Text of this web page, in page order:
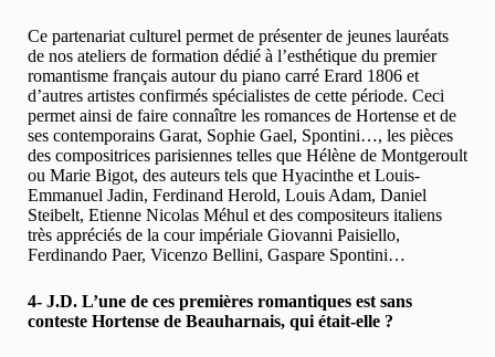
Ce partenariat culturel permet de présenter de jeunes lauréats
de nos ateliers de formation dédié à l’esthétique du premier
romantisme français autour du piano carré Erard 1806 et
d’autres artistes confirmés spécialistes de cette période. Ceci
permet ainsi de faire connaître les romances de Hortense et de
ses contemporains Garat, Sophie Gael, Spontini…, les pièces
des compositrices parisiennes telles que Hélène de Montgeroult
ou Marie Bigot, des auteurs tels que Hyacinthe et Louis-
Emmanuel Jadin, Ferdinand Herold, Louis Adam, Daniel
Steibelt, Etienne Nicolas Méhul et des compositeurs italiens
très appréciés de la cour impériale Giovanni Paisiello,
Ferdinando Paer, Vicenzo Bellini, Gaspare Spontini…
4- J.D. L’une de ces premières romantiques est sans
conteste Hortense de Beauharnais, qui était-elle ?